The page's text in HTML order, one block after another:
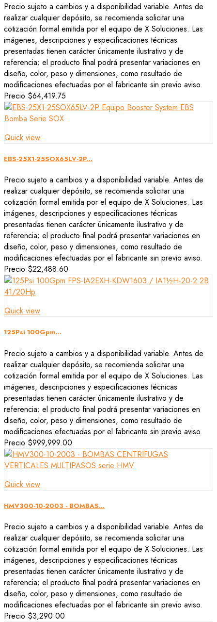
Precio sujeto a cambios y a disponibilidad variable. Antes de
realizar cualquier depósito, se recomienda solicitar una
cotización formal emitida por el equipo de X Soluciones. Las
imágenes, descripciones y especificaciones técnicas
presentadas tienen carácter únicamente ilustrativo y de
referencia; el producto final podrá presentar variaciones en
diseño, color, peso y dimensiones, como resultado de
modificaciones efectuadas por el fabricante sin previo aviso.
Precio $64,419.75
Quick view
EBS-25X1-25SOX65LV-2P...
Precio sujeto a cambios y a disponibilidad variable. Antes de
realizar cualquier depósito, se recomienda solicitar una
cotización formal emitida por el equipo de X Soluciones. Las
imágenes, descripciones y especificaciones técnicas
presentadas tienen carácter únicamente ilustrativo y de
referencia; el producto final podrá presentar variaciones en
diseño, color, peso y dimensiones, como resultado de
modificaciones efectuadas por el fabricante sin previo aviso.
Precio $22,488.60
Quick view
125Psi 100Gpm...
Precio sujeto a cambios y a disponibilidad variable. Antes de
realizar cualquier depósito, se recomienda solicitar una
cotización formal emitida por el equipo de X Soluciones. Las
imágenes, descripciones y especificaciones técnicas
presentadas tienen carácter únicamente ilustrativo y de
referencia; el producto final podrá presentar variaciones en
diseño, color, peso y dimensiones, como resultado de
modificaciones efectuadas por el fabricante sin previo aviso.
Precio $999,999.00
Quick view
HMV300-10-2003 - BOMBAS...
Precio sujeto a cambios y a disponibilidad variable. Antes de
realizar cualquier depósito, se recomienda solicitar una
cotización formal emitida por el equipo de X Soluciones. Las
imágenes, descripciones y especificaciones técnicas
presentadas tienen carácter únicamente ilustrativo y de
referencia; el producto final podrá presentar variaciones en
diseño, color, peso y dimensiones, como resultado de
modificaciones efectuadas por el fabricante sin previo aviso.
Precio $3,290.00